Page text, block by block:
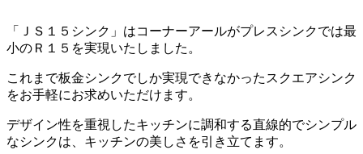
「ＪＳ１５シンク」はコーナーアールがプレスシンクでは最
小のＲ１５を実現いたしました。
これまで板金シンクでしか実現できなかったスクエアシンク
をお手軽にお求めいただけます。
デザイン性を重視したキッチンに調和する直線的でシンプル
なシンクは、キッチンの美しさを引き立てます。